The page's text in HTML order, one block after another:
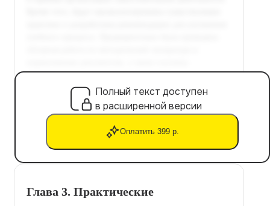
Полный текст доступен
в расширенной версии
Оплатить 399 р.
Глава 3. Практические